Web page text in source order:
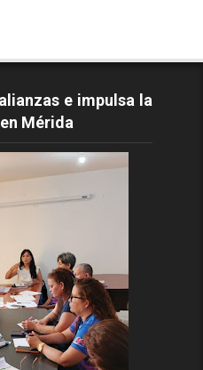
e impulsa la
Mérida